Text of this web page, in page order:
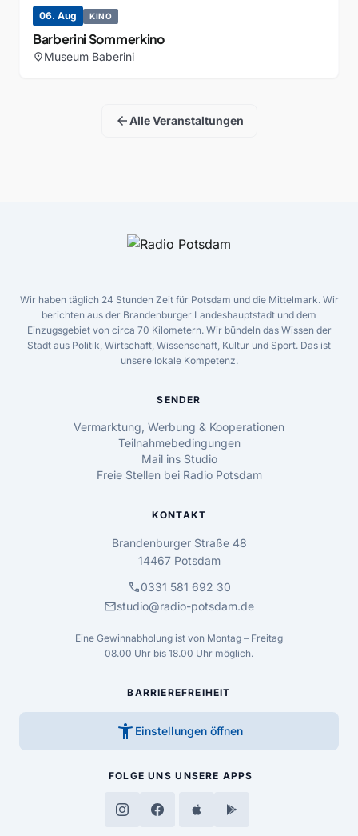
06. Aug KINO
Barberini Sommerkino
location_onMuseum Baberini
arrow_backAlle Veranstaltungen
Wir haben täglich 24 Stunden Zeit für Potsdam und die Mittelmark. Wir
berichten aus der Brandenburger Landeshauptstadt und dem
Einzugsgebiet von circa 70 Kilometern. Wir bündeln das Wissen der
Stadt aus Politik, Wirtschaft, Wissenschaft, Kultur und Sport. Das ist
unsere lokale Kompetenz.
SENDER
Vermarktung, Werbung & Kooperationen
Teilnahmebedingungen
Mail ins Studio
Freie Stellen bei Radio Potsdam
KONTAKT
Brandenburger Straße 48
14467 Potsdam
call0331 581 692 30
mailstudio@radio-potsdam.de
Eine Gewinnabholung ist von Montag – Freitag
08.00 Uhr bis 18.00 Uhr möglich.
BARRIEREFREIHEIT
accessibility_new Einstellungen öffnen
FOLGE UNS UNSERE APPS